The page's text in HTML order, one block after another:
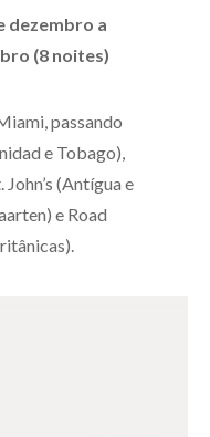
dezembro a
(8 noites)
passando
e Tobago),
(Antígua e
e Road